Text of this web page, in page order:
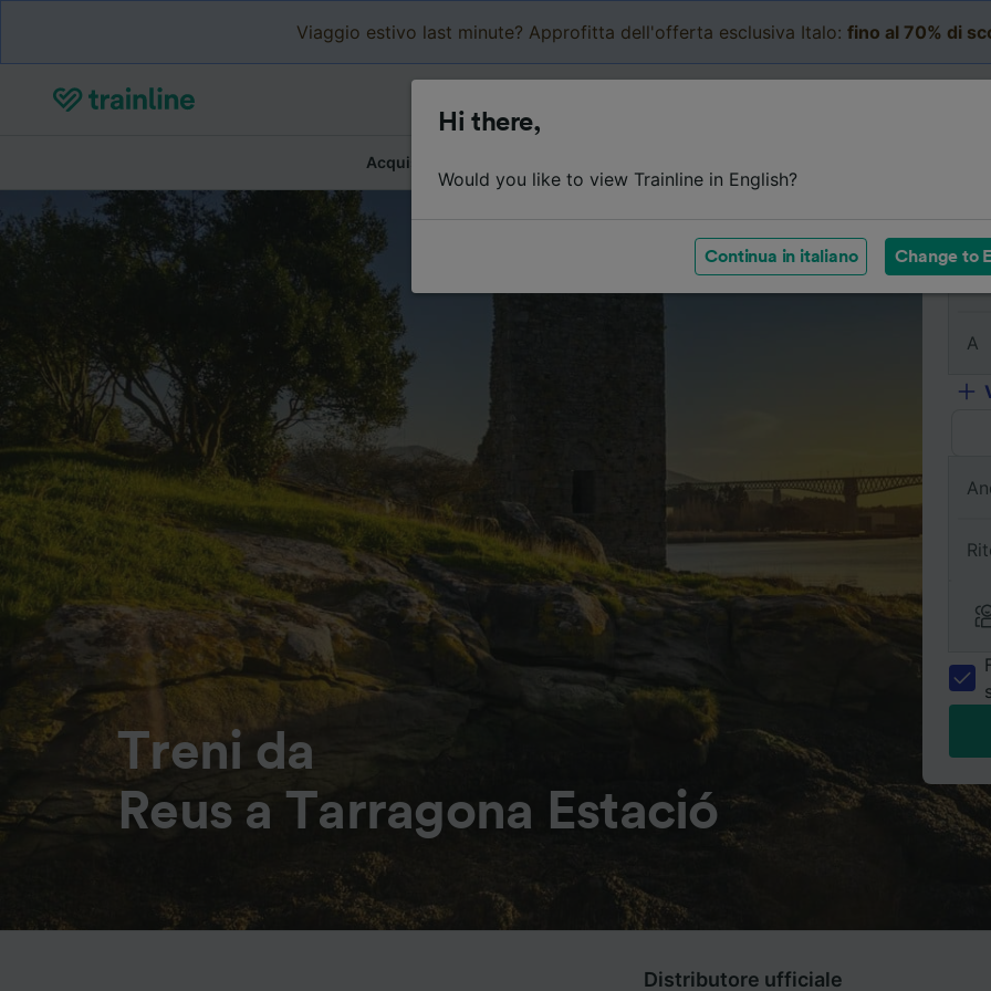
Viaggio estivo last minute? Approfitta dell'offerta esclusiva Italo: fino al 70% di
Acquista biglietti
Treni da
Reus a Tarragona Estació
Da
A
Distributore ufficiale
Hi there,
Would you like to view Trainline in English?
Continua in italiano Change to